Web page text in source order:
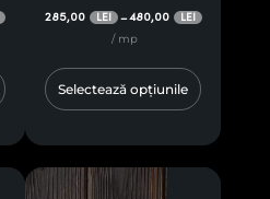
285,00 LEI –480,00 LEI
/ mp
Selectează opțiunile